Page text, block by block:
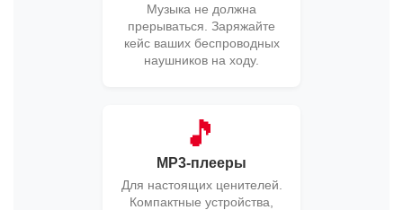
Музыка не должна
прерываться. Заряжайте
кейс ваших беспроводных
наушников на ходу.
🎵
MP3-плееры
Для настоящих ценителей.
Компактные устройства,